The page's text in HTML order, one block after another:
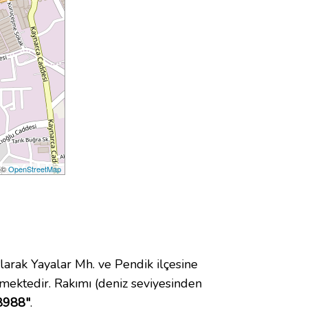
©OpenStreetMap
Yayalar Mh. ve Pendik ilçesine
Rakımı (deniz seviyesinden
.